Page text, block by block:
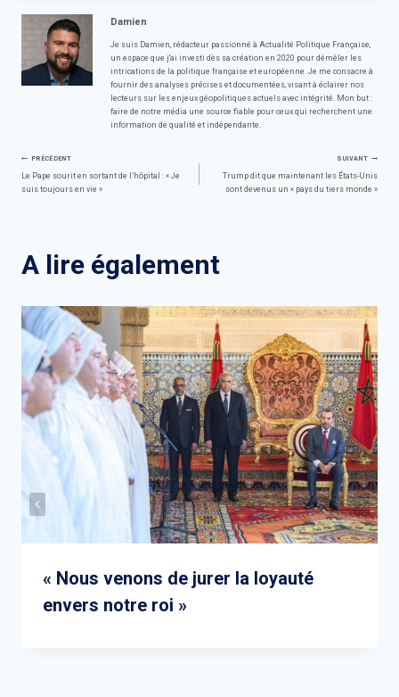
Damien
Je suis Damien, rédacteur passionné à Actualité Politique Française,
un espace que j'ai investi dès sa création en 2020 pour démêler les
intrications de la politique française et européenne. Je me consacre à
fournir des analyses précises et documentées, visant à éclairer nos
lecteurs sur les enjeux géopolitiques actuels avec intégrité. Mon but :
faire de notre média une source fiable pour ceux qui recherchent une
information de qualité et indépendante.
Navigation
PRÉCÉDENT
Le Pape sourit en sortant de l’hôpital : « Je
suis toujours en vie »
SUIVANT
Trump dit que maintenant les États-Unis
sont devenus un « pays du tiers monde »
A lire également
« Nous venons de jurer la loyauté
envers notre roi »